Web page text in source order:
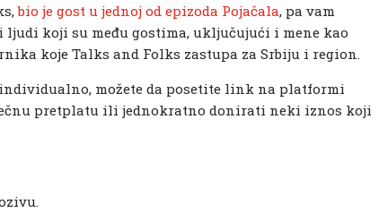
bio je gost u jednoj od epizoda Pojačala, pa vam
ljudi koji su među gostima, uključujući i mene kao
koje Talks and Folks zastupa za Srbiju i region.
možete da posetite link na platformi
pretplatu ili jednokratno donirati neki iznos koji